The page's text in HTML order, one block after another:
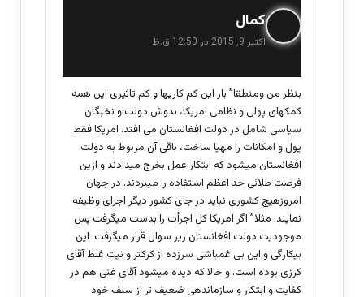
کمال
ف
:
اکتبر 9, 2015 در 12:50 ق.ظ
بنظر من ومنطقا” بار این کم کاریها و کم تاثیری این همه
کمکهای پولی و نظامی امریکا، بدوش دولت و نخبگان
سیاسی شامل در دولت افغانستان می افتد. امریکا فقط
پول و امکانات را مهیا ساخت، باقی آن مربوط به دولت
افغانستان میشود که ابتکار عمل بخرج میدادند و ازین
فرصت طلائی حد اعظم استفاده را میبردند. در جهان
امروزهیچ کشوری نباید در جای کشور دیگر اجرای وظیفه
نمایند. مثلا” اگر امریکا کل اجرأت را بدست میگرفت پس
موجودیت دولت افغانستان زیر سوال قرار میگرفت. این
بیکارگی و این بی غمباشی سرزده از کرکتر و نیت غلط آقای
کرزی بوده است. و حالا که دیده میشود آقای غنی هم در
کفایت و ابتکار و سازماندهی ضعیف تر از سلف خود